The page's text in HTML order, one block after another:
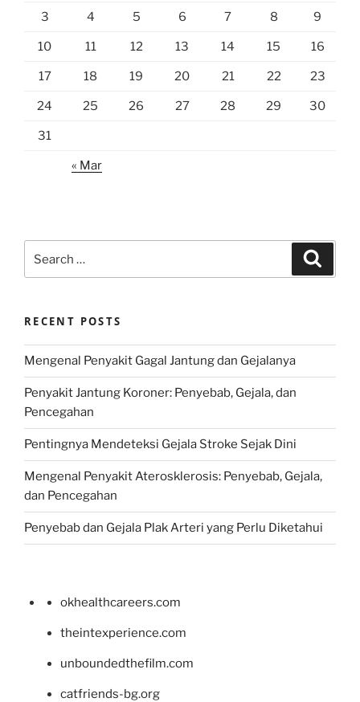
3 4 5 6 7 8 9
10 11 12 13 14 15 16
17 18 19 20 21 22 23
24 25 26 27 28 29 30
31
« Mar
for:
RECENT POSTS
Mengenal Penyakit Gagal Jantung dan Gejalanya
Penyakit Jantung Koroner: Penyebab, Gejala, dan
Pencegahan
Pentingnya Mendeteksi Gejala Stroke Sejak Dini
Mengenal Penyakit Aterosklerosis: Penyebab, Gejala,
dan Pencegahan
Penyebab dan Gejala Plak Arteri yang Perlu Diketahui
okhealthcareers.com
theintexperience.com
unboundedthefilm.com
catfriends-bg.org